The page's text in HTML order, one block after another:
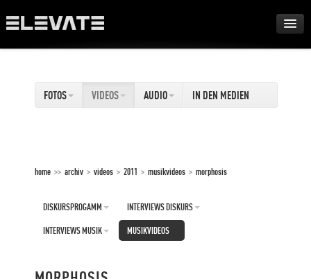
AWARDS
ABOUT
FOTOS VIDEOS AUDIO IN DEN MEDIEN
home >> archiv > videos > 2011 > musikvideos > morphosis
DISKURSPROGAMM INTERVIEWS DISKURS
INTERVIEWS MUSIK MUSIKVIDEOS